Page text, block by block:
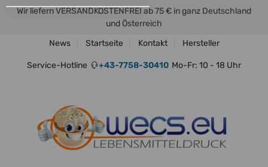
Wir liefern VERSANDKOSTENFREI ab 75 € in ganz Deutschland
und Österreich
News
Startseite Kontakt Hersteller
Service-Hotline +43-7758-30410 Mo-Fr: 10 - 18 Uhr